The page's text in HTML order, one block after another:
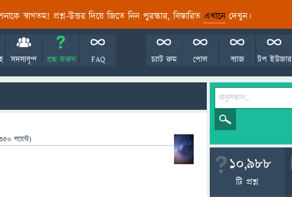
স্বাগতম! প্রশ্ন-উত্তর দিয়ে জিতে নিন পুরস্কার, বিস্তারিত এখানেদেখুন।
সদস্যবৃন্দ প্রশ্ন করুন FAQ টপ ইউজার
ব্যাজ
পোল
চ্যাট রুম
পয়েন্ট)
10,988
টি প্রশ্ন